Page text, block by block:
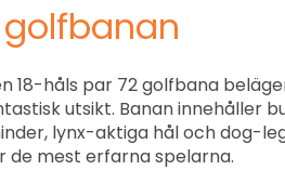
18-håls par 72 golfbana
utsikt. Banan innehåller
lynx-aktiga hål och dog-
de mest erfarna spelarna.